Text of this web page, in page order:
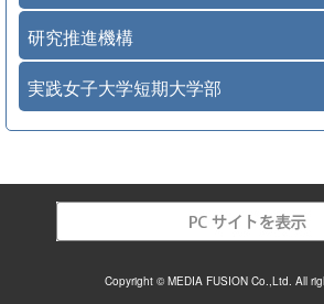
研究推進機構
実践女子大学短期大学部
Copyright © MEDIA FUSION Co.,Ltd. All